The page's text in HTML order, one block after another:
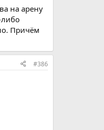
на арену
либо
Причём
#386